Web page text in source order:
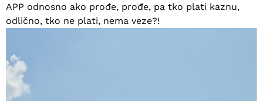
APP odnosno ako prođe, prođe, pa tko plati kaznu,
odlično, tko ne plati, nema veze?!